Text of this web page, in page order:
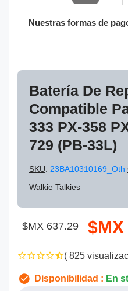
Nuestras formas de
Batería De
Compatible
333 PX-358
729 (PB-33L)
SKU: 23BA10310169_Oth
Walkie Talkies
$MX 637.29
( 825
Disponibilidad : En